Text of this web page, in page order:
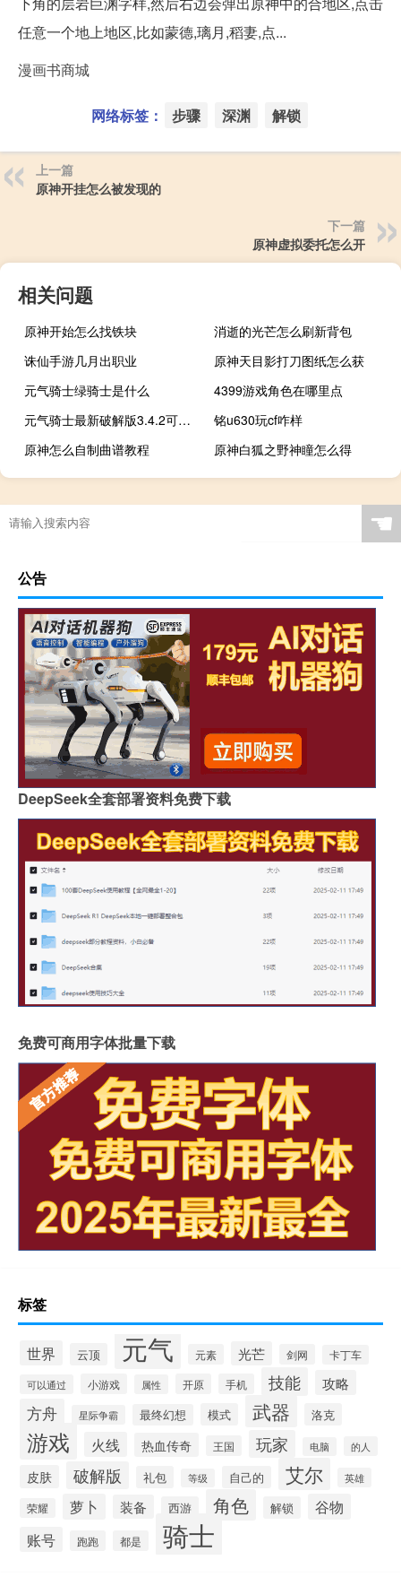
任意一个地上地区,比如蒙德,璃月,稻妻,点...
漫画书商城
网络标签： 步骤 深渊 解锁
上一篇
原神开挂怎么被发现的
下一篇
原神虚拟委托怎么开
相关问题
原神开始怎么找铁块
消逝的光芒怎么刷新背包
诛仙手游几月出职业
原神天目影打刀图纸怎么获
元气骑士绿骑士是什么
4399游戏角色在哪里点
元气骑士最新破解版3.4.2可远程联机
铭u630玩cf咋样
原神怎么自制曲谱教程
原神白狐之野神瞳怎么得
☚
公告
DeepSeek全套部署资料免费下载
免费可商用字体批量下载
标签
世界 云顶 元气 元素 光芒 剑网 卡丁车
可以通过 小游戏 属性 开原 手机 技能 攻略
方舟 星际争霸 最终幻想 模式 武器 洛克
游戏 火线 热血传奇 王国 玩家 电脑 的人
皮肤 破解版 礼包 等级 自己的 艾尔 英雄
荣耀 萝卜 装备 西游 角色 解锁 谷物
账号 跑跑 都是 骑士